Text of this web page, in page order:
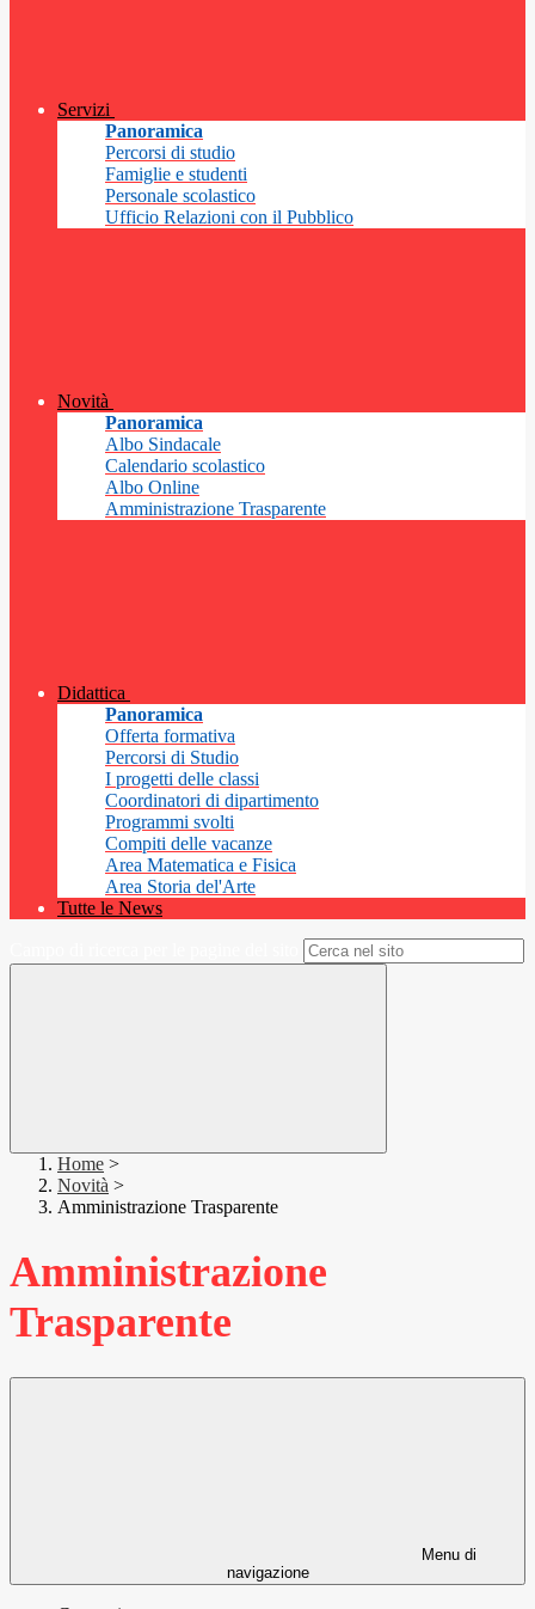
Servizi
Panoramica
Percorsi di studio
Famiglie e studenti
Personale scolastico
Ufficio Relazioni con il Pubblico
Novità
Panoramica
Albo Sindacale
Calendario scolastico
Albo Online
Amministrazione Trasparente
Didattica
Panoramica
Offerta formativa
Percorsi di Studio
I progetti delle classi
Coordinatori di dipartimento
Programmi svolti
Compiti delle vacanze
Area Matematica e Fisica
Area Storia del'Arte
Tutte le News
Home >
Novità >
Amministrazione Trasparente
Amministrazione
Trasparente
Menu di
navigazione